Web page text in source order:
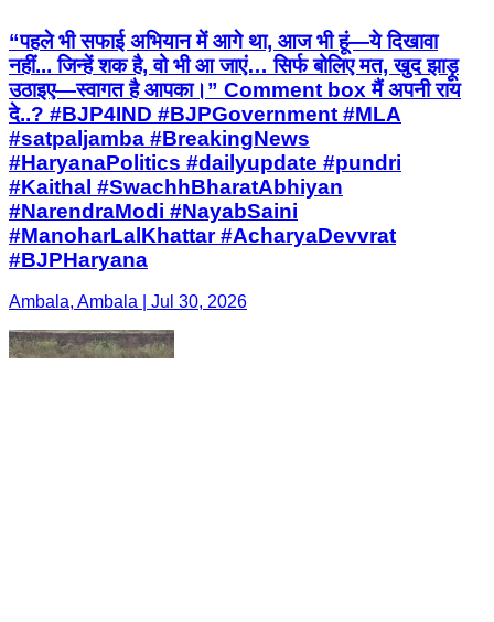
“पहले भी सफाई अभियान में आगे था, आज भी हूं—ये दिखावा
नहीं... जिन्हें शक है, वो भी आ जाएं… सिर्फ बोलिए मत, खुद झाड़ू
उठाइए—स्वागत है आपका।” Comment box मैं अपनी राय
दे..? #BJP4IND #BJPGovernment #MLA
#satpaljamba #BreakingNews
#HaryanaPolitics #dailyupdate #pundri
#Kaithal #SwachhBharatAbhiyan
#NarendraModi #NayabSaini
#ManoharLalKhattar #AcharyaDevvrat
#BJPHaryana
Ambala, Ambala | Jul 30, 2026